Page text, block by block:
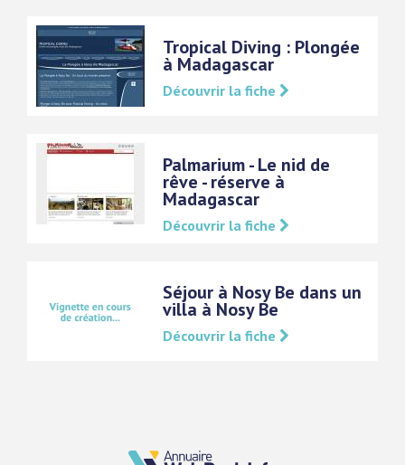
Tropical Diving : Plongée
à Madagascar
Découvrir la fiche
Palmarium - Le nid de
rêve - réserve à
Madagascar
Découvrir la fiche
Séjour à Nosy Be dans un
villa à Nosy Be
Découvrir la fiche